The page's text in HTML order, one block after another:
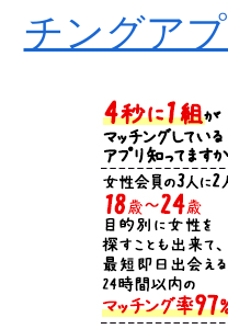
チングアプ